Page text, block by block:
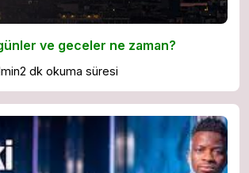
ve geceler ne zaman?
2 dk okuma süresi